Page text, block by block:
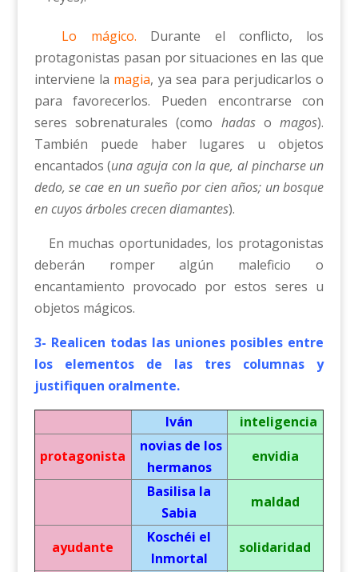
Lo mágico. Durante el conflicto, los
protagonistas pasan por situaciones en las que
interviene la magia, ya sea para perjudicarlos o
para favorecerlos. Pueden encontrarse con
seres sobrenaturales (como hadasomagos).
También puede haber lugares u objetos
encantados (una aguja con la que, al pincharse un
dedo, se cae en un sueño por cien años; un bosque
en cuyos árboles crecen diamantes).
En muchas oportunidades, los protagonistas
deberán romper algún maleficio o
encantamiento provocado por estos seres u
objetos mágicos.
3- Realicen todas las uniones posibles entre
los elementos de las tres columnas y
justifiquen oralmente.
Iván
inteligencia
protagonista
novias de los
hermanos
envidia
Basilisa la
Sabia
maldad
ayudante
Koschéi el
Inmortal
solidaridad